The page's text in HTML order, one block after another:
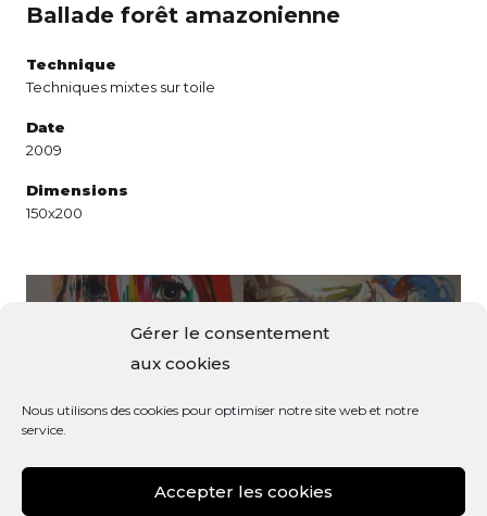
Gérer le consentement
aux cookies
Nous utilisons des cookies pour optimiser notre site web et notre
service.
Accepter les cookies
Ballade forêt amazonienne
Technique
Techniques mixtes sur toile
Date
2009
Dimensions
150x200
Oiseau de paradis